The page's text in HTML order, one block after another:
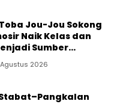
Jou-Jou Sokong
Naik Kelas dan
Sumber
Baru
2026